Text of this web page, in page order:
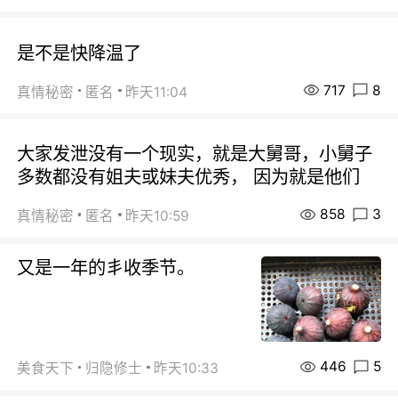
是不是快降温了
真情秘密 匿名 昨天11:04 717 8
大家发泄没有一个现实，就是大舅哥，小舅子
多数都没有姐夫或妹夫优秀， 因为就是他们
真情秘密 匿名 昨天10:59 858 3
又是一年的丯收季节。
美食天下 归隐修士 昨天10:33 446 5